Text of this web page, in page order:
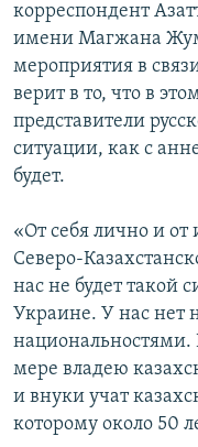
корреспондент
имени Магжана
мероприятия в
верит в то, что в
представители
ситуации, как с
будет.
«От себя лично и
Северо-
нас не будет такой
Украине. У нас
национальностями.
мере владею
и внуки учат
которому около 50